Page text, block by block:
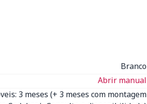
Branco
Abrir manual
3 meses (+ 3 meses com montagem